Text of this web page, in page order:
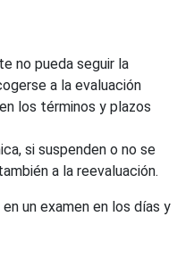
no pueda seguir la
a la evaluación
los términos y plazos
si suspenden o no se
a la reevaluación.
un examen en los días y